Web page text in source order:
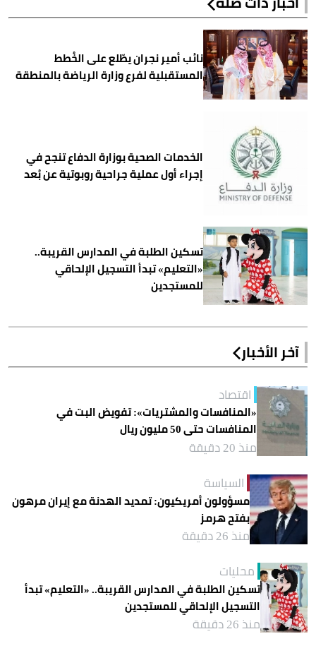
نائب أمير نجران يطّلع على الخُطط
المستقبلية لفرع وزارة الرياضة بالمنطقة
الخدمات الصحية بوزارة الدفاع تنجح في
إجراء أول عملية جراحية روبوتية عن بُعد
تسكين الطلبة في المدارس القريبة..
«التعليم» تبدأ التسجيل الإلحاقي
للمستجدين
آخر الأخبار
اقتصاد
«المنافسات والمشتريات»: تفويض البت في
المنافسات حتى 50 مليون ريال
منذ 20 دقيقة
السياسة
مسؤولون أمريكيون: تمديد الهدنة مع إيران مرهون
بفتح هرمز
منذ 26 دقيقة
محليات
تسكين الطلبة في المدارس القريبة.. «التعليم» تبدأ
التسجيل الإلحاقي للمستجدين
منذ 26 دقيقة